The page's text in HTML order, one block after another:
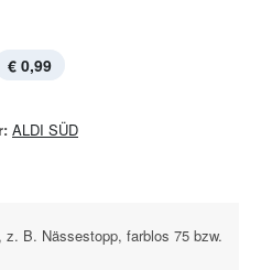
€ 0,99
ALDI SÜD
B. Nässestopp, farblos 75 bzw.